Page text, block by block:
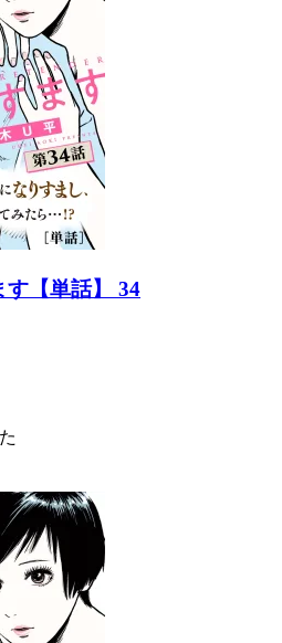
す【単話】 34